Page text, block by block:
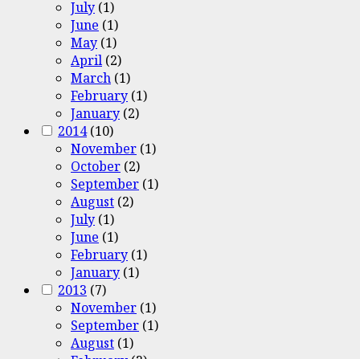
July (1)
June (1)
May (1)
April (2)
March (1)
February (1)
January (2)
2014(10)
November (1)
October (2)
September (1)
August (2)
July (1)
June (1)
February (1)
January (1)
2013 (7)
November (1)
September (1)
August (1)